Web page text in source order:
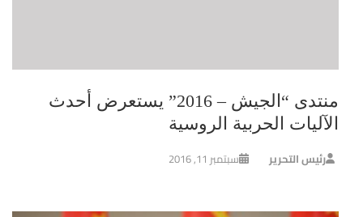
منتدى “الجيش – 2016” يستعرض أحدث
الآليات الحربية الروسية
رئيس التحرير سبتمبر 11, 2016